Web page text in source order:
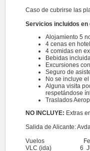
Caso de cubrirse las
Servicios incluidos en
Alojamiento 5
4 cenas en
4 comidas en
Bebidas
Excursiones
Seguro de
No se incluye
Alguna visita
respetándose
Traslados
NO INCLUYE: Extras
Salida de Alicante:
Vuelos Fecha
VLC (ida) 6